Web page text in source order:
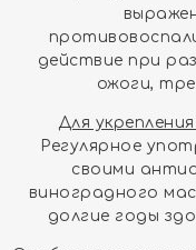
действие при
ожоги,
Для
Регулярное
своими
виноградного
долгие годы